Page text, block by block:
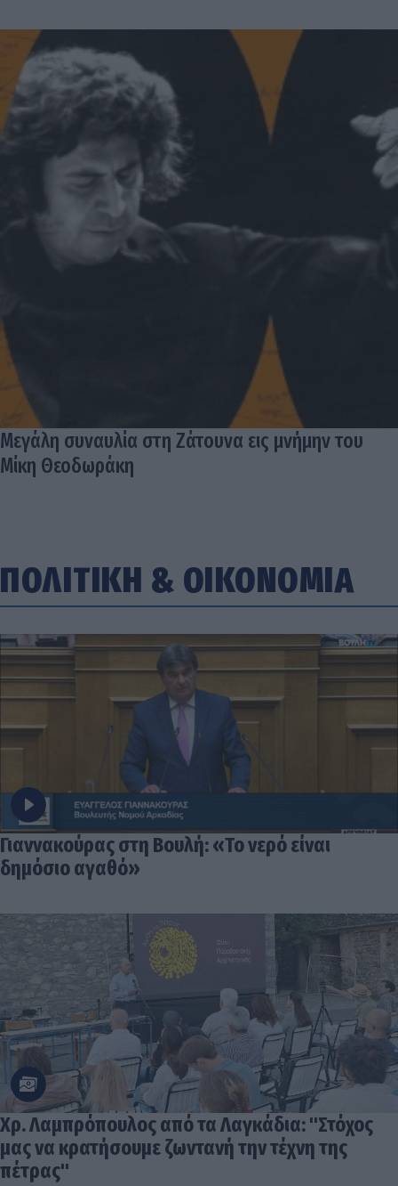
Μεγάλη συναυλία στη Ζάτουνα εις μνήμην του
Μίκη Θεοδωράκη
ΠΟΛΙΤΙΚΗ & ΟΙΚΟΝΟΜΙΑ
Γιαννακούρας στη Βουλή: «Το νερό είναι
δημόσιο αγαθό»
Χρ. Λαμπρόπουλος από τα Λαγκάδια: "Στόχος
μας να κρατήσουμε ζωντανή την τέχνη της
πέτρας"